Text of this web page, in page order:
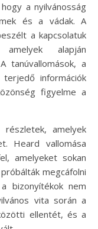
a nyilvánosság
és a vádak. A
a kapcsolatuk
alapján
tanúvallomások, a
információk
figyelme a
amelyek
Heard vallomása
amelyeket sokan
megcáfolni
bizonyítékok nem
vita során a
ellentét, és a